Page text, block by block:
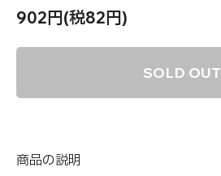
902円(税82円)
SOLD OUT
商品の説明